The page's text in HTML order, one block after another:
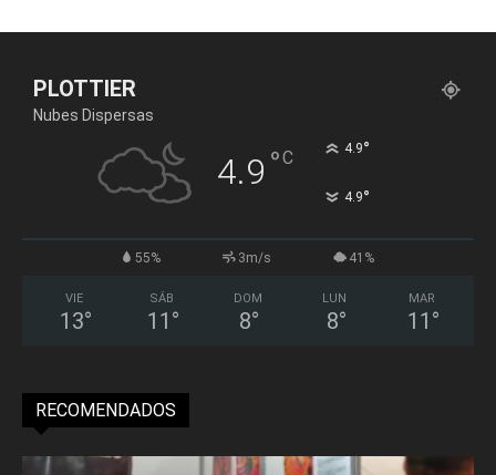
PLOTTIER
Nubes Dispersas
4.9 °C 4.9°
4.9°
55% 3m/s 41%
VIE
13°
SÁB
11 °
DOM
8°
LUN
8°
MAR
11 °
RECOMENDADOS